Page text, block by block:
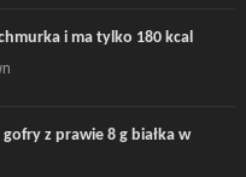
i ma tylko 180 kcal
z prawie 8 g białka w